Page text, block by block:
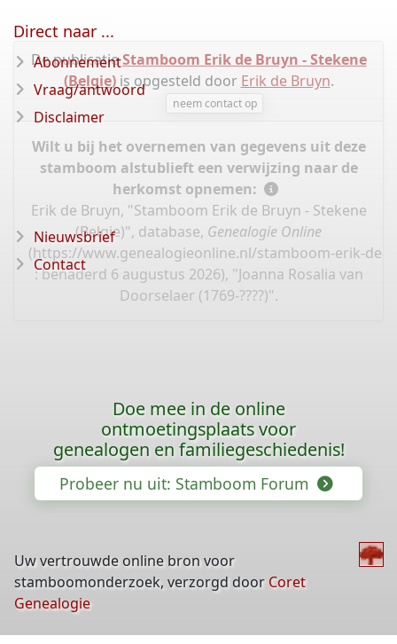
De publicatieStamboom Erik de Bruyn - Stekene
(Belgie)is opgesteld door Erik de Bruyn.
neem contact op
Wilt u bij het overnemen van gegevens uit deze
stamboom alstublieft een verwijzing naar de
herkomst opnemen:
Erik de Bruyn, "Stamboom Erik de Bruyn - Stekene
(Belgie)", database, Genealogie Online
(https://www.genealogieonline.nl/stamboom-erik-de-
: benaderd 6 augustus 2026), "Joanna Rosalia van
Doorselaer (1769-????)".
Direct naar ...
Abonnement
Vraag/antwoord
Disclaimer
Nieuwsbrief
Contact
Doe mee in de online
ontmoetingsplaats voor
genealogen en familiegeschiedenis!
Probeer nu uit: Stamboom Forum
Uw vertrouwde online bron voor
stamboomonderzoek, verzorgd door Coret
Genealogie